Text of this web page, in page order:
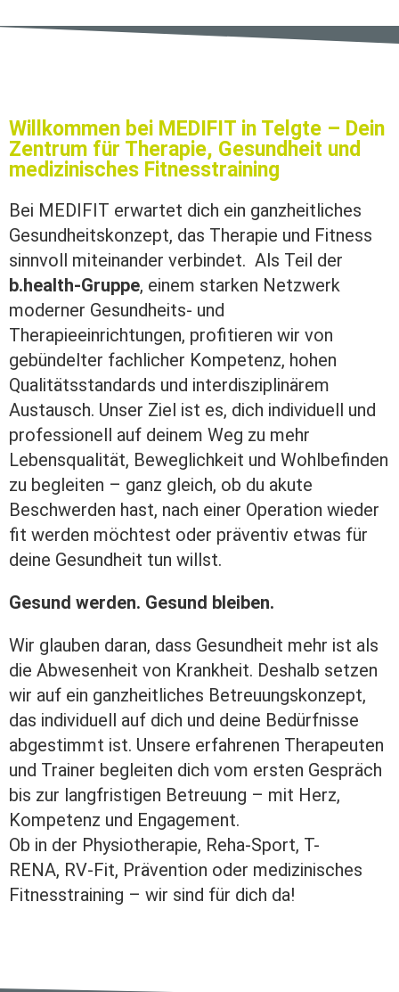
Willkommen bei MEDIFIT in Telgte – Dein
Zentrum für Therapie, Gesundheit und
medizinisches Fitnesstraining
Bei MEDIFIT erwartet dich ein ganzheitliches
Gesundheitskonzept, das Therapie und Fitness
sinnvoll miteinander verbindet. Als Teil der
b.health-Gruppe, einem starken Netzwerk
moderner Gesundheits- und
Therapieeinrichtungen, profitieren wir von
gebündelter fachlicher Kompetenz, hohen
Qualitätsstandards und interdisziplinärem
Austausch. Unser Ziel ist es, dich individuell und
professionell auf deinem Weg zu mehr
Lebensqualität, Beweglichkeit und Wohlbefinden
zu begleiten – ganz gleich, ob du akute
Beschwerden hast, nach einer Operation wieder
fit werden möchtest oder präventiv etwas für
deine Gesundheit tun willst.
Gesund werden. Gesund bleiben.
Wir glauben daran, dass Gesundheit mehr ist als
die Abwesenheit von Krankheit. Deshalb setzen
wir auf ein ganzheitliches Betreuungskonzept,
das individuell auf dich und deine Bedürfnisse
abgestimmt ist. Unsere erfahrenen Therapeuten
und Trainer begleiten dich vom ersten Gespräch
bis zur langfristigen Betreuung – mit Herz,
Kompetenz und Engagement.
Ob in der Physiotherapie, Reha-Sport, T-
RENA, RV-Fit, Prävention oder medizinisches
Fitnesstraining – wir sind für dich da!